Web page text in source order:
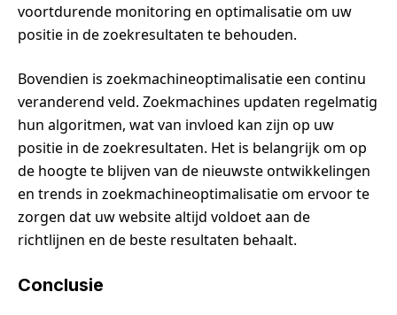
voortdurende monitoring en optimalisatie om uw
positie in de zoekresultaten te behouden.
Bovendien is zoekmachineoptimalisatie een continu
veranderend veld. Zoekmachines updaten regelmatig
hun algoritmen, wat van invloed kan zijn op uw
positie in de zoekresultaten. Het is belangrijk om op
de hoogte te blijven van de nieuwste ontwikkelingen
en trends in zoekmachineoptimalisatie om ervoor te
zorgen dat uw website altijd voldoet aan de
richtlijnen en de beste resultaten behaalt.
Conclusie